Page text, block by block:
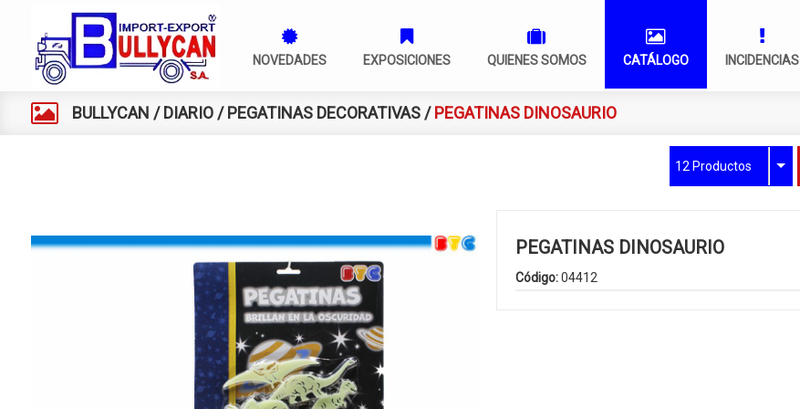
NOVEDADES EXPOSICIONES QUIENES SOMOS CATÁLOGO INCIDENCIAS
BULLYCAN / DIARIO/PEGATINAS DECORATIVAS/PEGATINAS DINOSAURIO
12 Productos
PEGATINAS DINOSAURIO
Código:04412